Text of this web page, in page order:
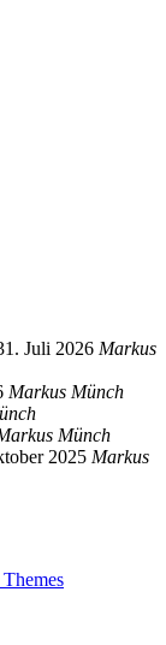
Juli 2026 Markus
Markus Münch
Münch
2025 Markus